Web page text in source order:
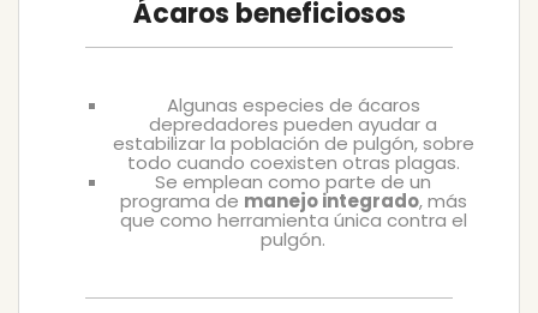
Ácaros beneficiosos
Algunas especies de ácaros
depredadores pueden ayudar a
estabilizar la población de pulgón, sobre
todo cuando coexisten otras plagas.
Se emplean como parte de un
programa de manejo integrado, más
que como herramienta única contra el
pulgón.